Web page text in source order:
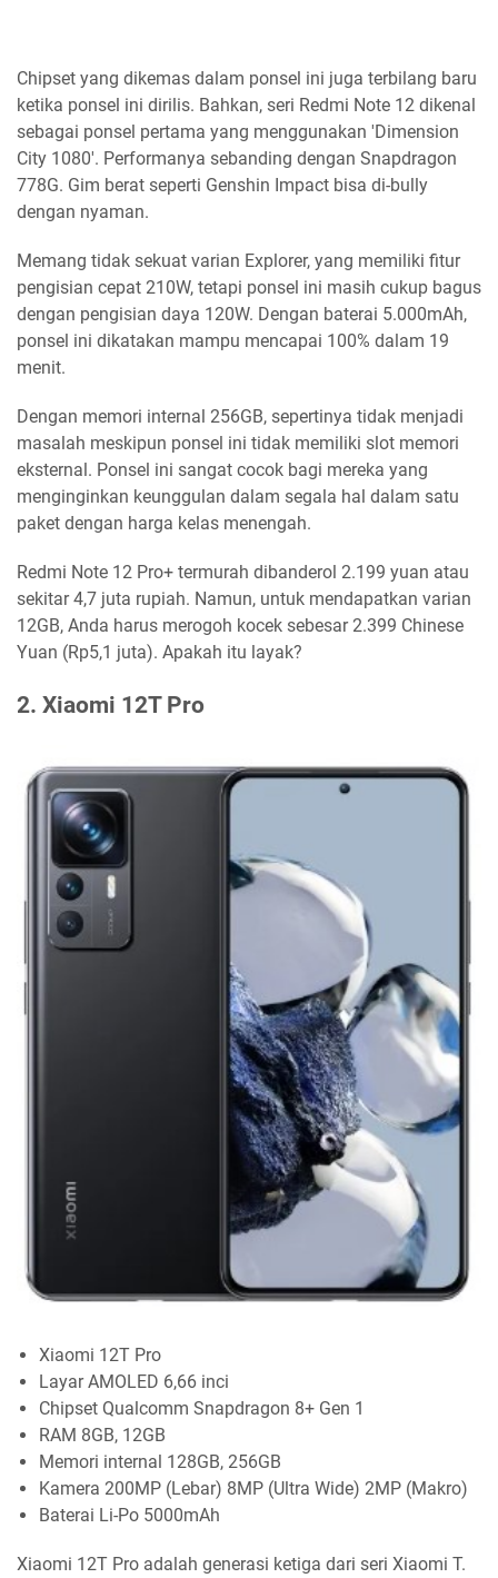
Chipset yang dikemas dalam ponsel ini juga terbilang baru
ketika ponsel ini dirilis. Bahkan, seri Redmi Note 12 dikenal
sebagai ponsel pertama yang menggunakan 'Dimension
City 1080'. Performanya sebanding dengan Snapdragon
778G. Gim berat seperti Genshin Impact bisa di-bully
dengan nyaman.
Memang tidak sekuat varian Explorer, yang memiliki fitur
pengisian cepat 210W, tetapi ponsel ini masih cukup bagus
dengan pengisian daya 120W. Dengan baterai 5.000mAh,
ponsel ini dikatakan mampu mencapai 100% dalam 19
menit.
Dengan memori internal 256GB, sepertinya tidak menjadi
masalah meskipun ponsel ini tidak memiliki slot memori
eksternal. Ponsel ini sangat cocok bagi mereka yang
menginginkan keunggulan dalam segala hal dalam satu
paket dengan harga kelas menengah.
Redmi Note 12 Pro+ termurah dibanderol 2.199 yuan atau
sekitar 4,7 juta rupiah. Namun, untuk mendapatkan varian
12GB, Anda harus merogoh kocek sebesar 2.399 Chinese
Yuan (Rp5,1 juta). Apakah itu layak?
2. Xiaomi 12T Pro
Xiaomi 12T Pro
Layar AMOLED 6,66 inci
Chipset Qualcomm Snapdragon 8+ Gen 1
RAM 8GB, 12GB
Memori internal 128GB, 256GB
Kamera 200MP (Lebar) 8MP (Ultra Wide) 2MP (Makro)
Baterai Li-Po 5000mAh
Xiaomi 12T Pro adalah generasi ketiga dari seri Xiaomi T.